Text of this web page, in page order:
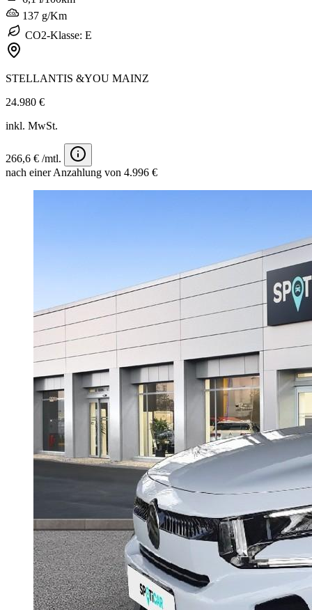
137 g/Km
CO2-Klasse: E
STELLANTIS &YOU MAINZ
24.980 €
inkl. MwSt.
266,6 € /mtl.
nach einer Anzahlung von 4.996 €